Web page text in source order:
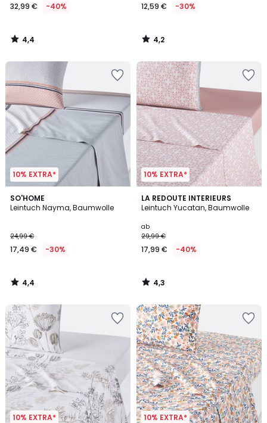
32,99 € -40%
4,4
/
12,59 € -30%
4,2
/
10% EXTRA*
SO'HOME
Leintuch Nayma, Baumwolle
24,99 €
17,49 € -30%
4,4
/ 5
4,4
/
10% EXTRA*
LA REDOUTE INTERIEURS
Leintuch Yucatan, Baumwolle
ab
29,99 €
17,99 € -40%
4,3
/ 5
4,3
/
10% EXTRA* 10% EXTRA*